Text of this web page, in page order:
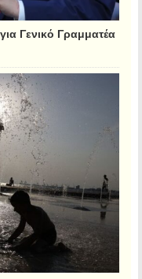
Γενικό Γραμματέα